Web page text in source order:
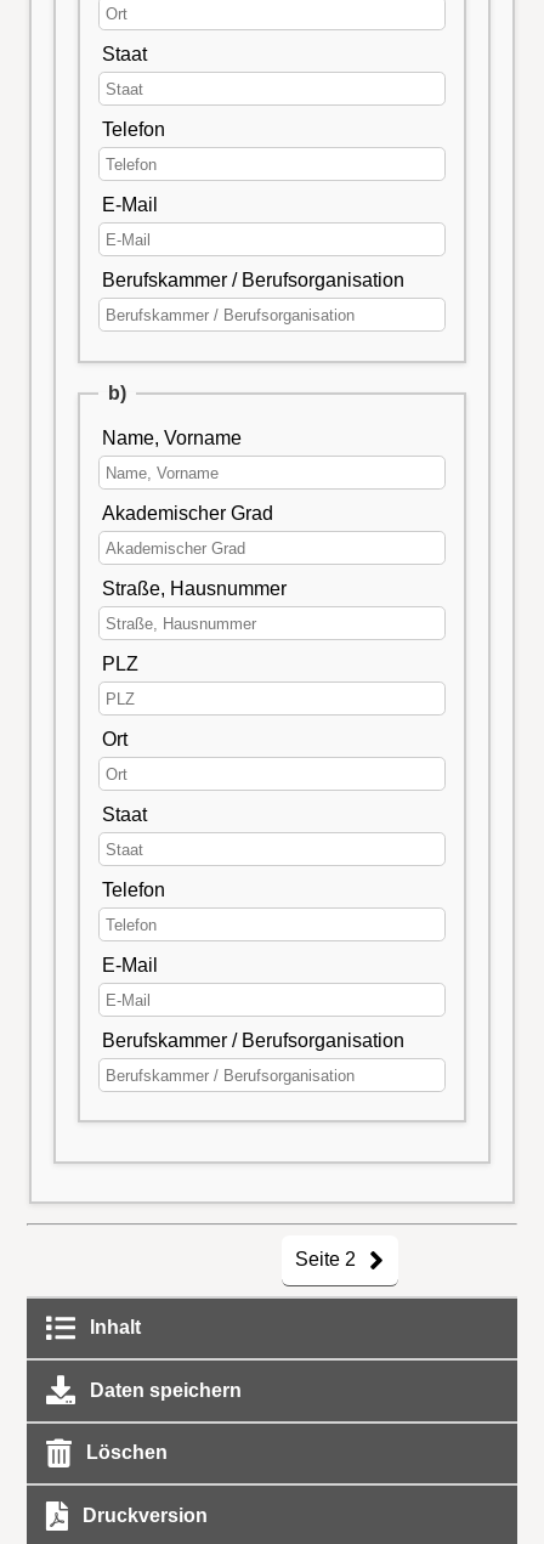
Staat
Telefon
E-Mail
Berufskammer / Berufsorganisation
b)
Name, Vorname
Akademischer Grad
Straße, Hausnummer
PLZ
Ort
Staat
Telefon
E-Mail
Berufskammer / Berufsorganisation
Seite 2
Inhalt
Daten speichern
Löschen
Druckversion